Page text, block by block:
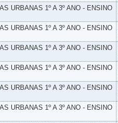
URBANAS 1º A 3º ANO - ENSINO
URBANAS 1º A 3º ANO - ENSINO
URBANAS 1º A 3º ANO - ENSINO
URBANAS 1º A 3º ANO - ENSINO
URBANAS 1º A 3º ANO - ENSINO
URBANAS 1º A 3º ANO - ENSINO